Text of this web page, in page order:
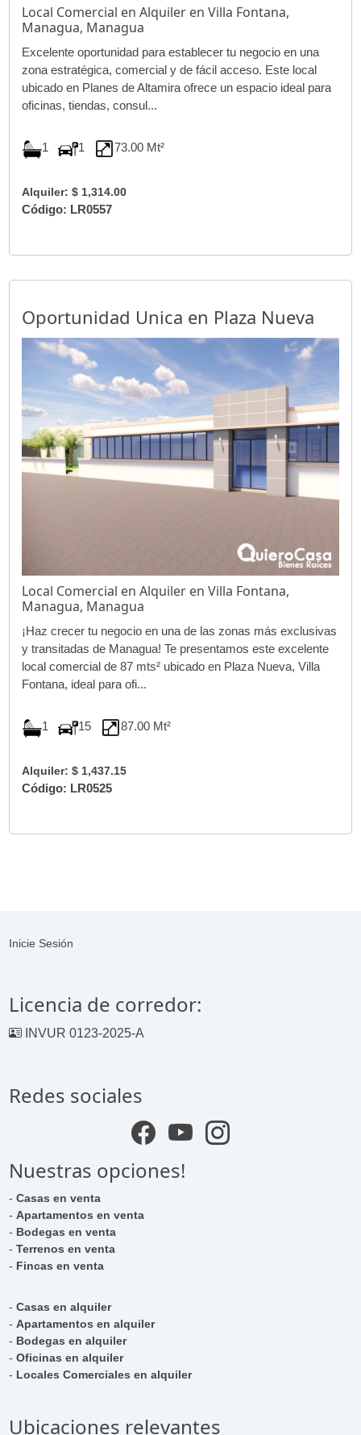
Local Comercial en Alquiler en Villa Fontana,
Managua, Managua
Excelente oportunidad para establecer tu negocio en una
zona estratégica, comercial y de fácil acceso. Este local
ubicado en Planes de Altamira ofrece un espacio ideal para
oficinas, tiendas, consul...
1 1 73.00 Mt²
Alquiler: $ 1,314.00
Código: LR0557
Oportunidad Unica en Plaza Nueva
Local Comercial en Alquiler en Villa Fontana,
Managua, Managua
¡Haz crecer tu negocio en una de las zonas más exclusivas
y transitadas de Managua! Te presentamos este excelente
local comercial de 87 mts² ubicado en Plaza Nueva, Villa
Fontana, ideal para ofi...
1 15 87.00 Mt²
Alquiler: $ 1,437.15
Código: LR0525
Inicie Sesión
Licencia de corredor:
INVUR 0123-2025-A
Redes sociales
Nuestras opciones!
-Casas en venta
-Apartamentos en venta
- Bodegas en venta
-Terrenos en venta
- Fincas en venta
-Casas en alquiler
-Apartamentos en alquiler
- Bodegas en alquiler
-Oficinas en alquiler
- Locales Comerciales en alquiler
Ubicaciones relevantes